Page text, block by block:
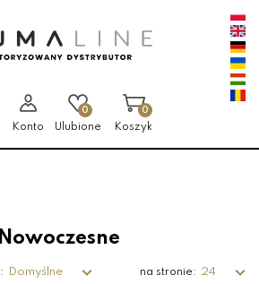
Konto
0
Ulubione
0
Koszyk
Nowoczesne
Domyślne na stronie: 24